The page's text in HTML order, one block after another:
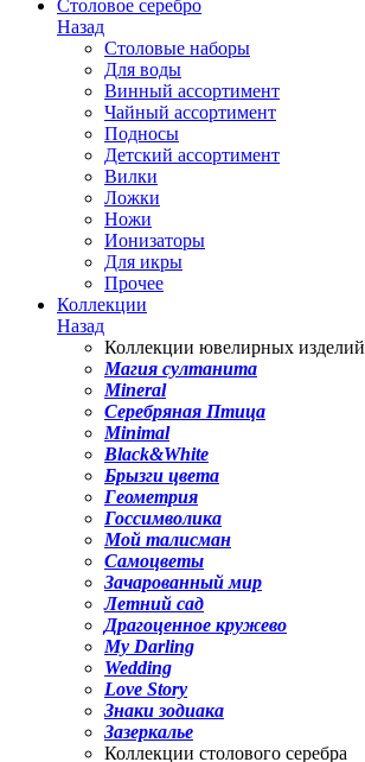
Столовое серебро
Назад
Столовые наборы
Для воды
Винный ассортимент
Чайный ассортимент
Подносы
Детский ассортимент
Вилки
Ложки
Ножи
Ионизаторы
Для икры
Прочее
Коллекции
Назад
Коллекции ювелирных изделий
Магия султанита
Mineral
Серебряная Птица
Minimal
Black&White
Брызги цвета
Геометрия
Госсимволика
Мой талисман
Самоцветы
Зачарованный мир
Летний сад
Драгоценное кружево
My Darling
Wedding
Love Story
Знаки зодиака
Зазеркалье
Коллекции столового серебра